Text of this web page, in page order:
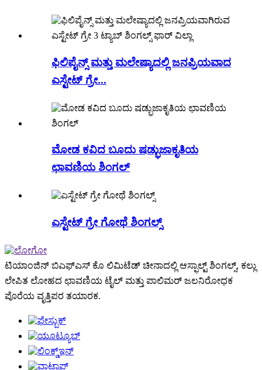
ಫಿಲಿಪೈನ್ಸ್ ಮತ್ತು ಮಲೇಷ್ಯಾದಲ್ಲಿ ಜನಪ್ರಿಯವಾದ
ಎಸ್ಟೇಟ್ ಗ್ರೇ...
ಮೋಡ ಕವಿದ ಬೂದು ಷಡ್ಭುಜಾಕೃತಿಯ
ಛಾವಣಿಯ ಶಿಂಗಲ್
ಎಸ್ಟೇಟ್ ಗ್ರೇ ಗೋಥೆ ಶಿಂಗಲ್ಸ್
ಟಿಯಾಂಜಿನ್ ಬಿಎಫ್‌ಎಸ್ ಕೊ ಲಿಮಿಟೆಡ್ ಚೀನಾದಲ್ಲಿ ಆಸ್ಫಾಲ್ಟ್ ಶಿಂಗಲ್ಸ್, ಕಲ್ಲು
ಲೇಪಿತ ಲೋಹದ ಛಾವಣಿಯ ಟೈಲ್ ಮತ್ತು ಪಾಲಿಮರ್ ಜಲನಿರೋಧಕ
ಪೊರೆಯ ವೃತ್ತಿಪರ ತಯಾರಕ.